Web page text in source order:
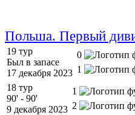
Польша. Первый
19 тур
Был в запасе
17 декабря 2023
0
1
18 тур
90' - 90'
9 декабря 2023
1
2